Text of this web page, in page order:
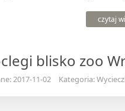
czytaj
blisko zoo
2017-11-02 Kategoria: